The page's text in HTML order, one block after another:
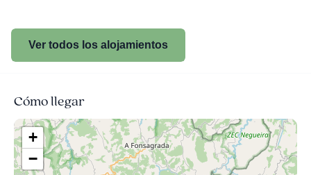
Ver todos los alojamientos
Cómo llegar
+
−